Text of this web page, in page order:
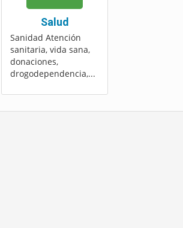
Salud
Sanidad Atención
sanitaria, vida sana,
donaciones,
drogodependencia,...